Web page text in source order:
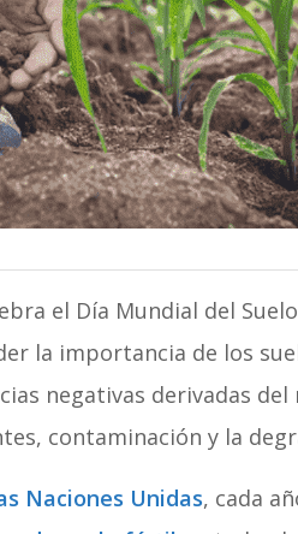
el Día Mundial del
la importancia de los
negativas derivadas
contaminación y la
Naciones Unidas, cada